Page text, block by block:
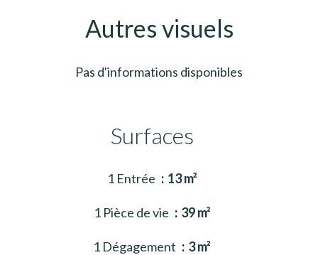
Autres visuels
Pas d'informations disponibles
Surfaces
1 Entrée 13 m²
1 Pièce de vie 39 m²
1 Dégagement 3 m²